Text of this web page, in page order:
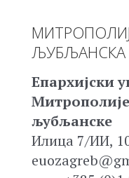
ЉУБЉАНСКА
Епархијски
љубљанске
Илица 7/ИИ,